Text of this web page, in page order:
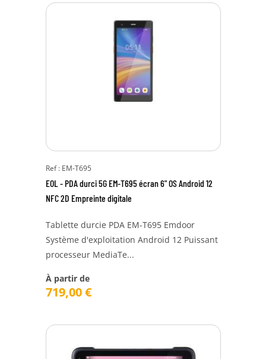
Ref : EM-T695
EOL - PDA durci 5G EM-T695 écran 6" OS Android 12
NFC 2D Empreinte digitale
Tablette durcie PDA EM-T695 Emdoor
Système d'exploitation Android 12 Puissant
processeur MediaTe...
À partir de
719,00€